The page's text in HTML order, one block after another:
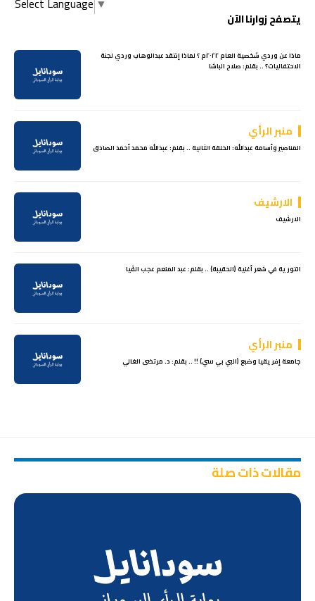
يتصفح زوارنا الآن
ماذا عن وردي شخصية العام ٢٠٢٢م ؟ لماذا إنتقد عبدالوهاب وردي لجنة
الاحتفاليات؟ .. بقلم: صلاح الباشا
منبر الرأي
المناصير وأسامة عبدالله: الحلقة الثانية .. بقلم: عبدالله محمد أحمد الصادق
الارشيف
الارشيف
التورية في شعر أغنية (الحقيبة) .. بقلم: عبد المنعم عجب الفَيا
منبر الرأي
جامعة إفريقيا وضبع (البي بي سي) !! .. بقلم: د. مرتضى الغالي
مقالات ذات صلة